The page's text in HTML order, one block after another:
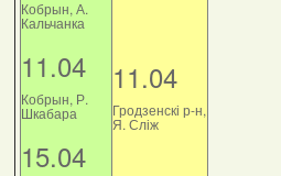
Кобрын, А.
Кальчанка
11.04
Кобрын, Р.
Шкабара
15.04
11.04
Гродзенскі р-н,
Я. Сліж